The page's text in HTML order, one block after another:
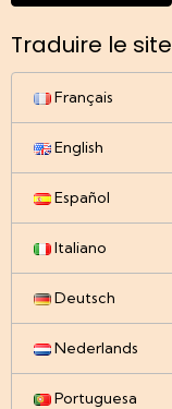
Traduire le site
Français
English
Español
Italiano
Deutsch
Nederlands
Portuguesa